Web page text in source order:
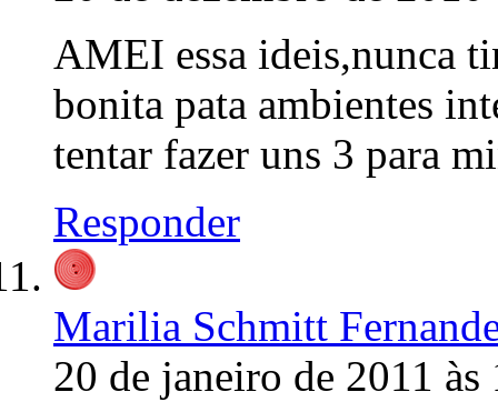
AMEI essa ideis,nunca
bonita pata ambientes
tentar fazer uns 3 para
Responder
Marilia Schmitt
20 de janeiro de 2011 às